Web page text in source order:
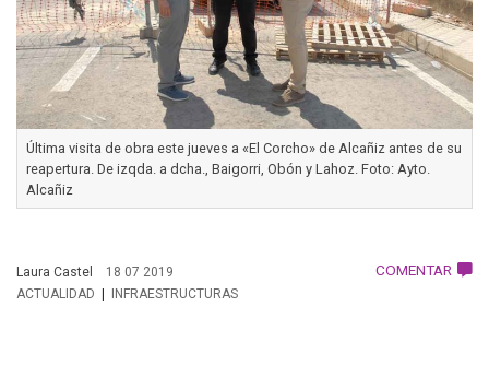
Última visita de obra este jueves a «El Corcho» de Alcañiz antes de su
reapertura. De izqda. a dcha., Baigorri, Obón y Lahoz. Foto: Ayto.
Alcañiz
Laura Castel 18 07 2019 COMENTAR
ACTUALIDAD INFRAESTRUCTURAS